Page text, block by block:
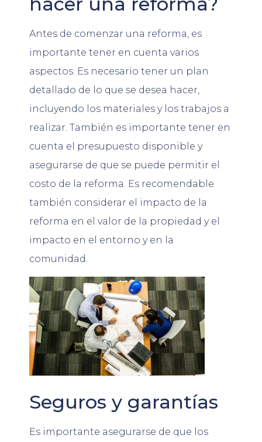
Antes de comenzar una reforma, es
importante tener en cuenta varios
aspectos. Es necesario tener un plan
detallado de lo que se desea hacer,
incluyendo los materiales y los trabajos a
realizar. También es importante tener en
cuenta el presupuesto disponible y
asegurarse de que se puede permitir el
costo de la reforma. Es recomendable
también considerar el impacto de la
reforma en el valor de la propiedad y el
impacto en el entorno y en la
comunidad.
Seguros y garantías
Es importante asegurarse de que los